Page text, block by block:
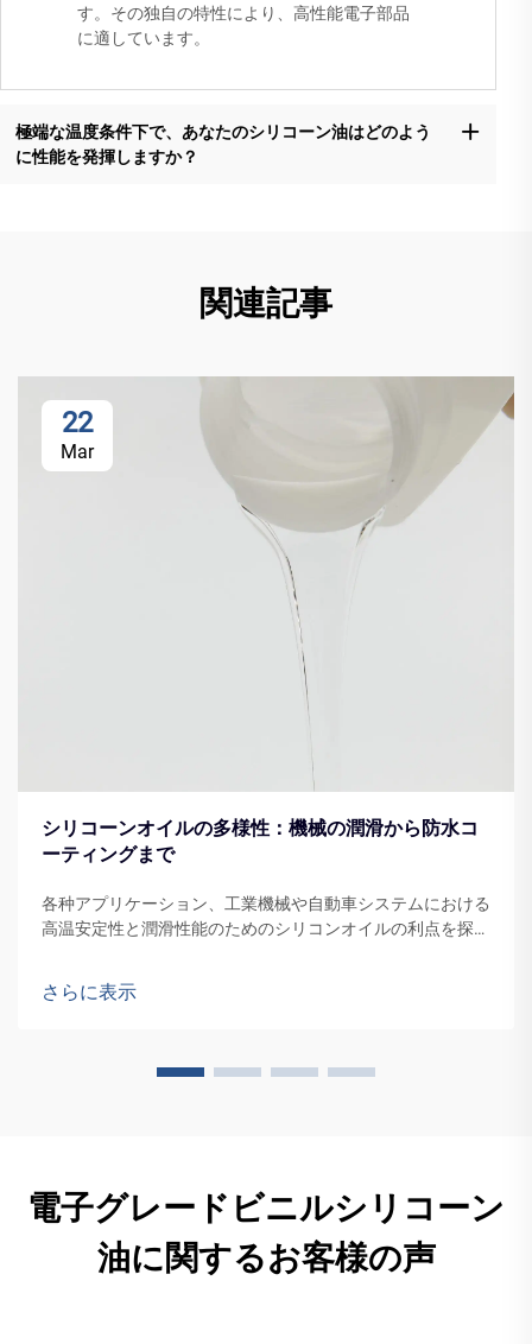
す。その独自の特性により、高性能電子部品
に適しています。
極端な温度条件下で、あなたのシリコーン油はどのよう
に性能を発揮しますか？
関連記事
22
Mar
シリコーンオイルの多様性：機械の潤滑から防水コ
ーティングまで
各种アプリケーション、工業機械や自動車システムにおける
高温安定性と潤滑性能のためのシリコンオイルの利点を探り
さらに表示
電子グレードビニルシリコーン
油に関するお客様の声